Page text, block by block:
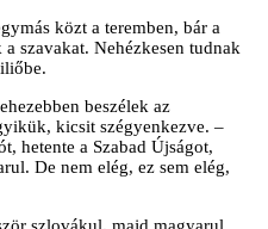
közt a teremben, bár a
szavakat. Nehézkesen tudnak
beszélek az
kicsit szégyenkezve. –
hetente a Szabad Újságot,
De nem elég, ez sem elég,
szlovákul, majd magyarul